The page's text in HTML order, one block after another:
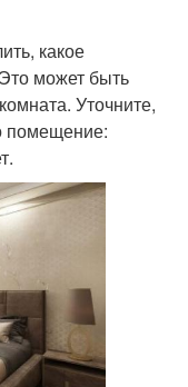
какое
может быть
Уточните,
помещение: